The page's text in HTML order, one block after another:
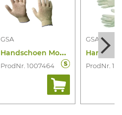
GSA
H
andschoen Monotect Men
ProdNr. 1007464
GSA
ProdNr.